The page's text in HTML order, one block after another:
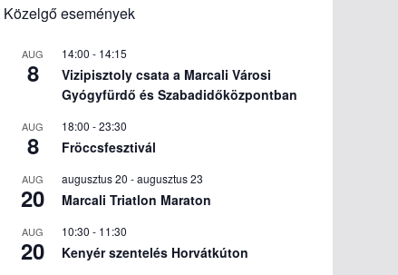
Közelgő események
AUG
8
14:00 - 14:15
Vizipisztoly csata a Marcali Városi
Gyógyfürdő és Szabadidőközpontban
AUG
8
18:00 -23:30
Fröccsfesztivál
AUG
20
augusztus 20 -augusztus 23
Marcali Triatlon Maraton
AUG
20
10:30 - 11:30
Kenyér szentelés Horvátkúton